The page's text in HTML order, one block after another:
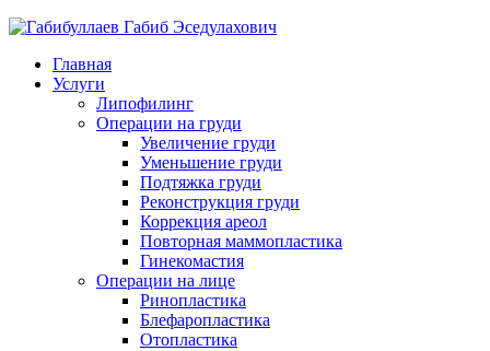
Главная
Услуги
Липофилинг
Операции на груди
Увеличение груди
Уменьшение груди
Подтяжка груди
Реконструкция груди
Коррекция ареол
Повторная маммопластика
Гинекомастия
Операции на лице
Ринопластика
Блефаропластика
Отопластика